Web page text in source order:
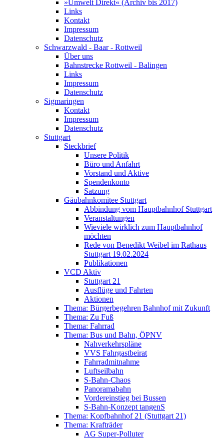
»Umwelt Direkt« (Archiv bis 2017)
Links
Kontakt
Impressum
Datenschutz
Schwarzwald - Baar - Rottweil
Über uns
Bahnstrecke Rottweil - Balingen
Links
Impressum
Datenschutz
Sigmaringen
Kontakt
Impressum
Datenschutz
Stuttgart
Steckbrief
Unsere Politik
Büro und Anfahrt
Vorstand und Aktive
Spendenkonto
Satzung
Gäubahnkomitee Stuttgart
Abbindung vom Hauptbahnhof Stuttgart
Veranstaltungen
Wieviele wirklich zum Hauptbahnhof
möchten
Rede von Benedikt Weibel im Rathaus
Stuttgart 19.02.2024
Publikationen
VCD Aktiv
Stuttgart 21
Ausflüge und Fahrten
Aktionen
Thema: Bürgerbegehren Bahnhof mit Zukunft
Thema: Zu Fuß
Thema: Fahrrad
Thema: Bus und Bahn, ÖPNV
Nahverkehrspläne
VVS Fahrgastbeirat
Fahrradmitnahme
Luftseilbahn
S-Bahn-Chaos
Panoramabahn
Vordereinstieg bei Bussen
S-Bahn-Konzept tangenS
Thema: Kopfbahnhof 21 (Stuttgart 21)
Thema: Krafträder
AG Super-Polluter